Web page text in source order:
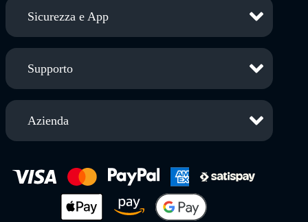
Sicurezza e App
Supporto
Azienda